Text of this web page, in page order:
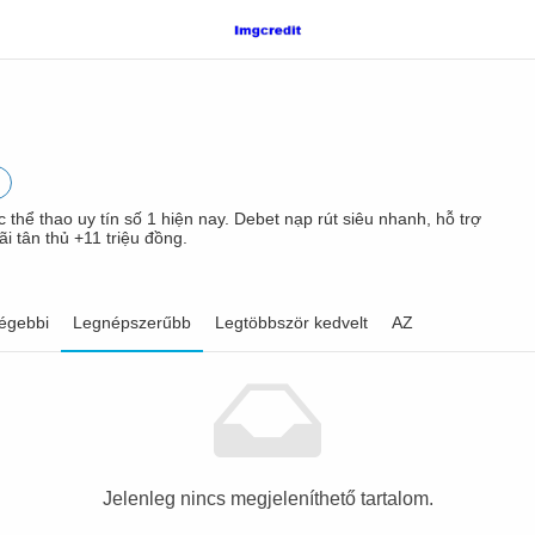
thao uy tín số 1 hiện nay. Debet nạp rút siêu nhanh, hỗ trợ
tân thủ +11 triệu đồng.
Legnépszerűbb Legtöbbször kedvelt AZ
Jelenleg nincs megjeleníthető tartalom.